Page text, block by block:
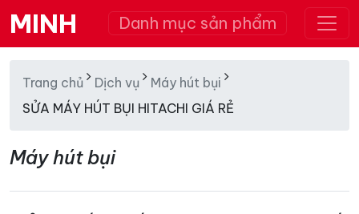
MINH Danh mục sản phẩm
Trang chủ Dịch vụ
Máy hút bụi
SỬA MÁY HÚT BỤI HITACHI GIÁ RẺ
Máy hút bụi